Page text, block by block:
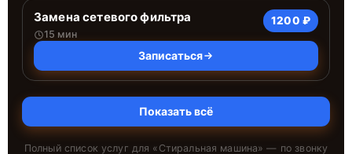
Замена сетевого фильтра
15 мин
1200 ₽
Записаться
Показать всё
Полный список услуг для « Стиральная машина» — по звонку